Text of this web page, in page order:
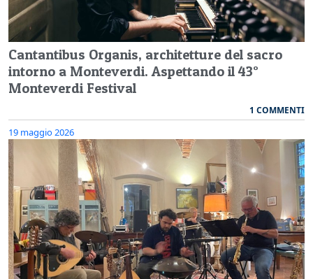
Cantantibus Organis, architetture del sacro
intorno a Monteverdi. Aspettando il 43°
Monteverdi Festival
1 COMMENTI
19 maggio 2026